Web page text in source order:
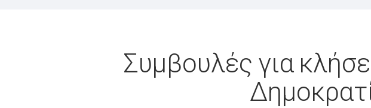
Συμβουλές για